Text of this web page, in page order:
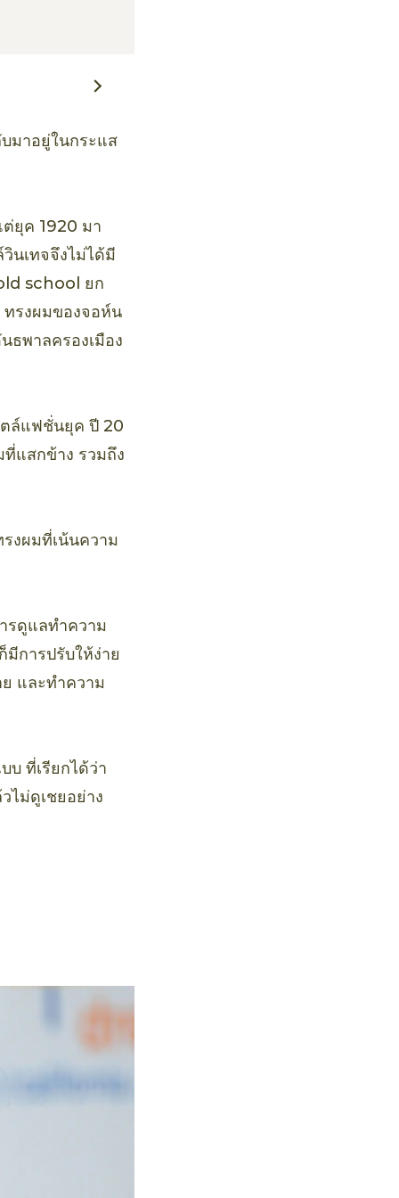
มาอยู่ในกระแส
ยุค 1920 มา
นเทจจึงไม่ได้มี
school ยก
ทรงผมของจอห์น
ธพาลครองเมือง
ตล์แฟชั่นยุค ปี 20
แสกข้าง รวมถึง
งผมที่เน้นความ
รดูแลทำความ
การปรับให้ง่าย
และทำความ
ที่เรียกได้ว่า
ไม่ดูเชยอย่าง